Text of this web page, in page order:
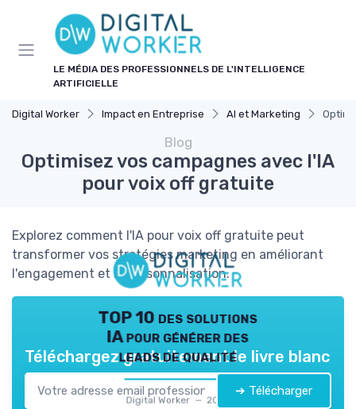
LE MÉDIA DES PROFESSIONNELS DE L'INTELLIGENCE
ARTIFICIELLE
Digital Worker Impact en Entreprise AI et Marketing
Blog
Optimisez vos campagnes avec l'IA
pour voix off gratuite
Explorez comment l'IA pour voix off gratuite peut
transformer vos stratégies marketing en améliorant
l'engagement et la personnalisation.
TOP 10 des solutions
IA pour générer des
leads de qualité
Digital Worker — 2026
Téléchargez gratuitement le livre blanc
➔ Télécharger